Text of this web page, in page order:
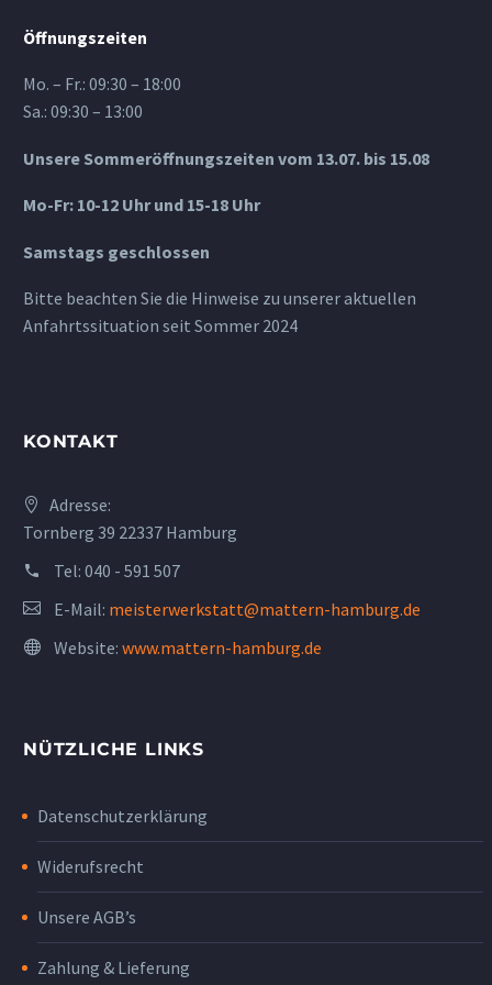
Öffnungszeiten
Mo. – Fr.: 09:30 – 18:00
Sa.: 09:30 – 13:00
Unsere Sommeröffnungszeiten vom 13.07. bis 15.08
Mo-Fr: 10-12 Uhr und 15-18 Uhr
Samstags geschlossen
Bitte beachten Sie die Hinweise zu unserer aktuellen
Anfahrtssituation seit Sommer 2024
KONTAKT
Adresse:
Tornberg 39 22337 Hamburg
Tel: 040 - 591 507
E-Mail: meisterwerkstatt@mattern-hamburg.de
Website: www.mattern-hamburg.de
NÜTZLICHE LINKS
Datenschutzerklärung
Widerufsrecht
Unsere AGB’s
Zahlung & Lieferung